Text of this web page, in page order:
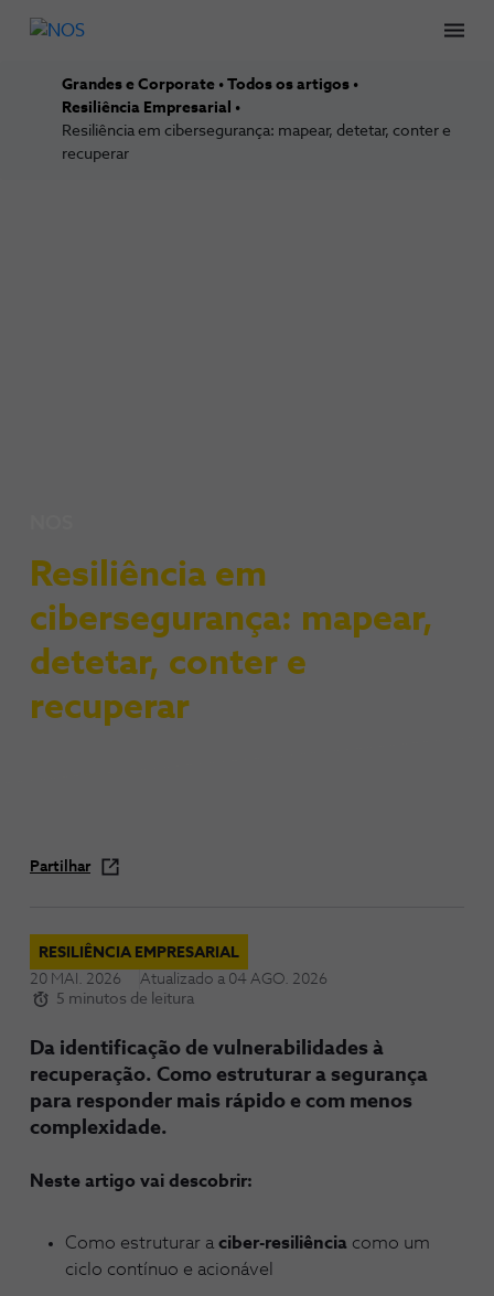
Grandes e Corporate
Todos os artigos
Resiliência Empresarial
Resiliência em cibersegurança: mapear, detetar, conter e
recuperar
Resiliência em
cibersegurança: mapear,
detetar, conter e
recuperar
Partilhar
RESILIÊNCIA EMPRESARIAL
20 MAI. 2026
Atualizado a 04 AGO. 2026
5 minutos de leitura
Da identificação de vulnerabilidades à
recuperação. Como estruturar a segurança
para responder mais rápido e com menos
complexidade.
Neste artigo vai descobrir:
Como estruturar a ciber-resiliência como um
ciclo contínuo e acionável